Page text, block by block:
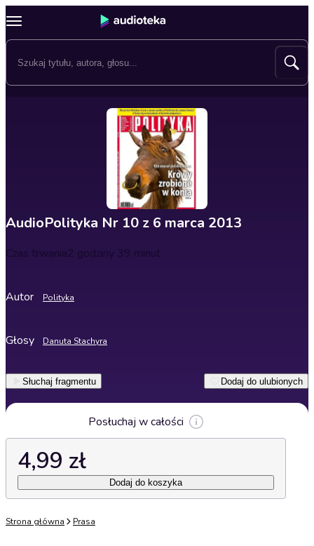
AudioPolityka Nr 10 z 6 marca 2013
Czas trwania2 godziny 39 minut
Autor Polityka
Głosy Danuta Stachyra
Słuchaj fragmentu Dodaj do ulubionych
Posłuchaj w całości
4,99 zł
Dodaj do koszyka
Strona główna Prasa